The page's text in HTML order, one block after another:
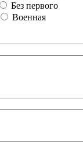
Без первого
Военная